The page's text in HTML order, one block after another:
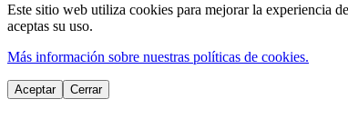
Este sitio web utiliza cookies para mejorar la experiencia
aceptas su uso.
Más información sobre nuestras políticas de cookies.
Aceptar Cerrar